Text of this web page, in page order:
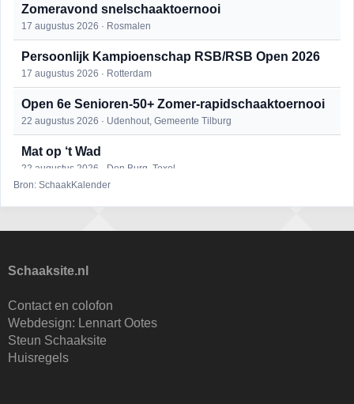
Zomeravond snelschaaktoernooi
17 augustus 2026 · Rosmalen
Persoonlijk Kampioenschap RSB/RSB Open 2026
17 augustus 2026 · Rotterdam
Open 6e Senioren-50+ Zomer-rapidschaaktoernooi
22 augustus 2026 · Udenhout, Gemeente Tilburg
Mat op ‘t Wad
22 augustus 2026 · Den Burg, Texel
23 augustus 2026 · Utrecht
25 augustus 2026 · Bunschoten-Spakenburg
Nazomervierkampentoernooi 2026
28 augustus 2026 · Assen
Bron: SchaakKalender
Schaaksite.nl
Contact en colofon
Webdesign: Lennart Ootes
Steun Schaaksite
Huisregels